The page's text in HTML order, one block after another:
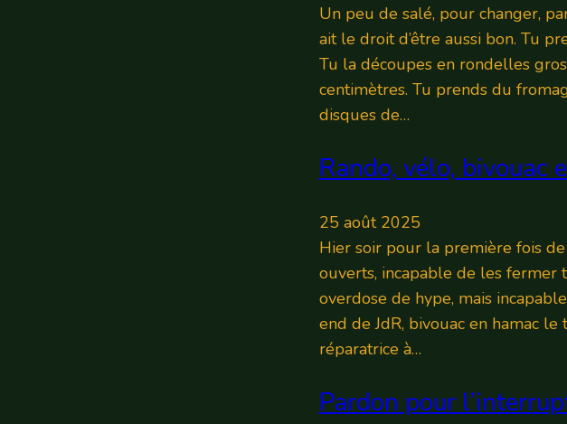
Un peu de salé, pour changer,
ait le droit d’être aussi bon. Tu
Tu la découpes en rondelles
centimètres. Tu prends du
disques de…
Rando, vélo, bivouac
25 août 2025
Hier soir pour la première fois
ouverts, incapable de les fermer
overdose de hype, mais
end de JdR, bivouac en hamac
réparatrice à…
Pardon pour